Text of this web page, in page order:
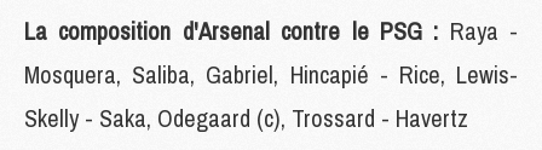
La composition d'Arsenal contre le PSG : Raya -
Mosquera, Saliba, Gabriel, Hincapié - Rice, Lewis-
Skelly - Saka, Odegaard (c), Trossard - Havertz